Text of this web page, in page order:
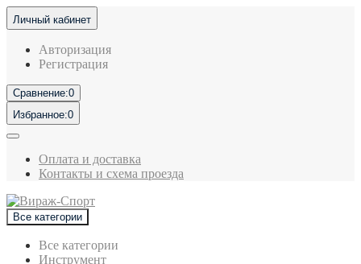
Личный кабинет
Авторизация
Регистрация
Сравнение:0
Избранное:0
Оплата и доставка
Контакты и схема проезда
Все категории
Все категории
Инструмент